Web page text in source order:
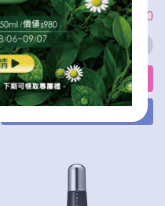
$3,560 $1,180
立刻購買
加入購物車